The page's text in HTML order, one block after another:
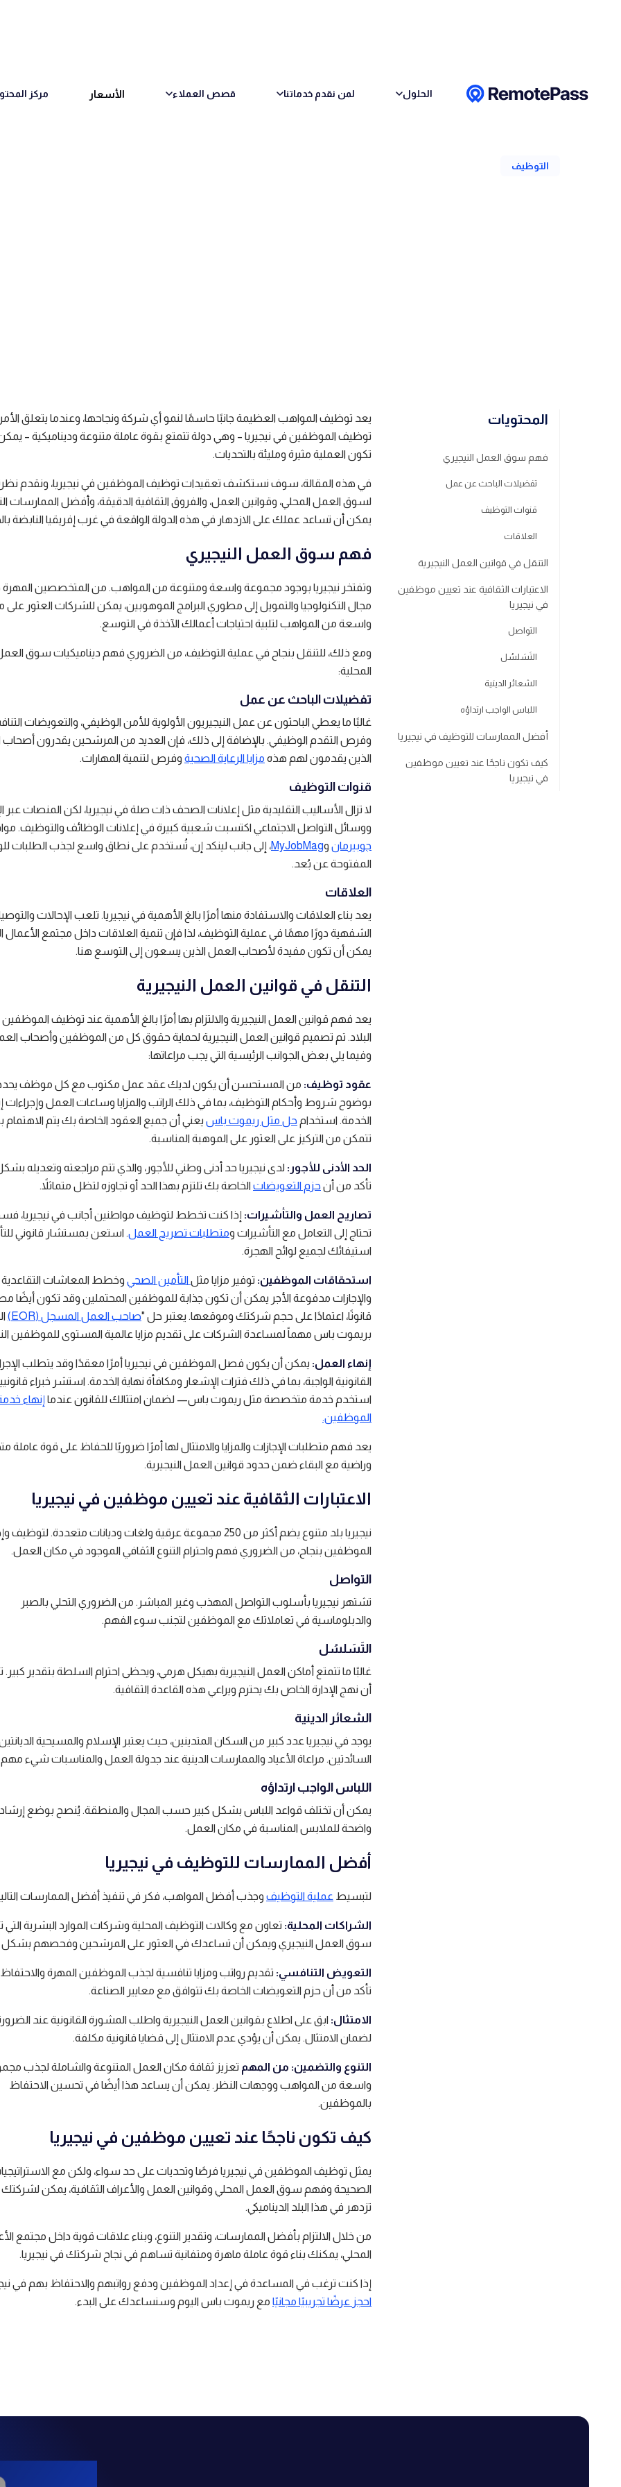
الحلول لمن نقدم خدماتنا قصص العملاء الأسعار مركز
التوظيف
المحتويات
فهم سوق العمل النيجيري
تفضيلات الباحث عن عمل
قنوات التوظيف
العلاقات
التنقل في قوانين العمل النيجيرية
الاعتبارات الثقافية عند تعيين موظفين
في نيجيريا
التواصل
التَسَلسُل
الشعائر الدينية
اللباس الواجب ارتداؤه
أفضل الممارسات للتوظيف في نيجيريا
كيف تكون ناجحًا عند تعيين موظفين
في نيجيريا
يعد توظيف المواهب العظيمة جانبًا حاسمًا لنمو أي شركة ونجاحها، وعندما يتعلق
توظيف الموظفين في نيجيريا – وهي دولة تتمتع بقوة عاملة متنوعة وديناميكية –
تكون العملية مثيرة ومليئة بالتحديات.
في هذه المقالة، سوف نستكشف تعقيدات توظيف الموظفين في نيجيريا، ونقدم
لسوق العمل المحلي، وقوانين العمل، والفروق الثقافية الدقيقة، وأفضل الممارسات
يمكن أن تساعد عملك على الازدهار في هذه الدولة الواقعة في غرب إفريقيا النابضة
فهم سوق العمل النيجيري
وتفتخر نيجيريا بوجود مجموعة واسعة ومتنوعة من المواهب. من المتخصصين
مجال التكنولوجيا والتمويل إلى مطوري البرامج الموهوبين، يمكن للشركات العثور
واسعة من المواهب لتلبية احتياجات أعمالك الآخذة في التوسع.
ومع ذلك، للتنقل بنجاح في عملية التوظيف، من الضروري فهم ديناميكيات سوق
المحلية:
تفضيلات الباحث عن عمل
غالبًا ما يعطي الباحثون عن عمل النيجيريون الأولوية للأمن الوظيفي، والتعويضات
وفرص التقدم الوظيفي. بالإضافة إلى ذلك، فإن العديد من المرشحين يقدرون
الذين يقدمون لهم هذه مزايا الرعاية الصحية وفرص لتنمية المهارات.
قنوات التوظيف
لا تزال الأساليب التقليدية مثل إعلانات الصحف ذات صلة في نيجيريا، لكن المنصات عبر
ووسائل التواصل الاجتماعي اكتسبت شعبية كبيرة في إعلانات الوظائف والتوظيف.
جوبيرمان وMyJobMag، إلى جانب لينكد إن، تُستخدم على نطاق واسع لجذب الطلبات
المفتوحة عن بُعد.
العلاقات
يعد بناء العلاقات والاستفادة منها أمرًا بالغ الأهمية في نيجيريا. تلعب الإحالات
الشفهية دورًا مهمًا في عملية التوظيف، لذا فإن تنمية العلاقات داخل مجتمع الأعمال
يمكن أن تكون مفيدة لأصحاب العمل الذين يسعون إلى التوسع هنا.
التنقل في قوانين العمل النيجيرية
يعد فهم قوانين العمل النيجيرية والالتزام بها أمرًا بالغ الأهمية عند توظيف
البلاد. تم تصميم قوانين العمل النيجيرية لحماية حقوق كل من الموظفين وأصحاب
وفيما يلي بعض الجوانب الرئيسية التي يجب مراعاتها:
عقود توظيف: من المستحسن أن يكون لديك عقد عمل مكتوب مع كل موظف
بوضوح شروط وأحكام التوظيف، بما في ذلك الراتب والمزايا وساعات العمل وإجراءات
الخدمة. استخدام حل مثل ريموت باس يعني أن جميع العقود الخاصة بك يتم الاهتمام
تتمكن من التركيز على العثور على الموهبة المناسبة.
الحد الأدنى للأجور: لدى نيجيريا حد أدنى وطني للأجور، والذي تتم مراجعته وتعديله
تأكد من أن حزم التعويضات الخاصة بك تلتزم بهذا الحد أو تجاوزه لتظل متماثلاً.
تصاريح العمل والتأشيرات: إذا كنت تخطط لتوظيف مواطنين أجانب في نيجيريا،
تحتاج إلى التعامل مع التأشيرات ومتطلبات تصريح العمل. استعن بمستشار قانوني
استيفائك لجميع لوائح الهجرة.
استحقاقات الموظفين: توفير مزايا مثل التأمين الصحي وخطط المعاشات التقاعدية
والإجازات مدفوعة الأجر يمكن أن تكون جذابة للموظفين المحتملين وقد تكون أيضًا
قانونًا، اعتمادًا على حجم شركتك وموقعها. يعتبر حل "صاحب العمل المسجل (EOR)
بريموت باس مهماً لمساعدة الشركات على تقديم مزايا عالمية المستوى للموظفين
إنهاء العمل: يمكن أن يكون فصل الموظفين في نيجيريا أمرًا معقدًا وقد يتطلب
القانونية الواجبة، بما في ذلك فترات الإشعار ومكافأة نهاية الخدمة. استشر خبراء
استخدم خدمة متخصصة مثل ريموت باس— لضمان امتثالك للقانون عندما إنهاء
الموظفين.
يعد فهم متطلبات الإجازات والمزايا والامتثال لها أمرًا ضروريًا للحفاظ على قوة عاملة
وراضية مع البقاء ضمن حدود قوانين العمل النيجيرية.
الاعتبارات الثقافية عند تعيين موظفين في نيجيريا
نيجيريا بلد متنوع يضم أكثر من 250 مجموعة عرقية ولغات وديانات متعددة. لتوظيف
الموظفين بنجاح، من الضروري فهم واحترام التنوع الثقافي الموجود في مكان العمل.
التواصل
تشتهر نيجيريا بأسلوب التواصل المهذب وغير المباشر. من الضروري التحلي بالصبر
والدبلوماسية في تعاملاتك مع الموظفين لتجنب سوء الفهم.
التَسَلسُل
غالبًا ما تتمتع أماكن العمل النيجيرية بهيكل هرمي، ويحظى احترام السلطة بتقدير كبير.
أن نهج الإدارة الخاص بك يحترم ويراعي هذه القاعدة الثقافية.
الشعائر الدينية
يوجد في نيجيريا عدد كبير من السكان المتدينين، حيث يعتبر الإسلام والمسيحية
السائدتين. مراعاة الأعياد والممارسات الدينية عند جدولة العمل والمناسبات شيء مهم.
اللباس الواجب ارتداؤه
يمكن أن تختلف قواعد اللباس بشكل كبير حسب المجال والمنطقة. يُنصح بوضع
واضحة للملابس المناسبة في مكان العمل.
أفضل الممارسات للتوظيف في نيجيريا
لتبسيط عملية التوظيف وجذب أفضل المواهب، فكر في تنفيذ أفضل الممارسات
الشراكات المحلية: تعاون مع وكالات التوظيف المحلية وشركات الموارد البشرية
سوق العمل النيجيري ويمكن أن تساعدك في العثور على المرشحين وفحصهم
التعويض التنافسي: تقديم رواتب ومزايا تنافسية لجذب الموظفين المهرة
تأكد من أن حزم التعويضات الخاصة بك تتوافق مع معايير الصناعة.
الامتثال: ابق على اطلاع بقوانين العمل النيجيرية واطلب المشورة القانونية عند
لضمان الامتثال. يمكن أن يؤدي عدم الامتثال إلى قضايا قانونية مكلفة.
التنوع والتضمين: من المهم تعزيز ثقافة مكان العمل المتنوعة والشاملة لجذب
واسعة من المواهب ووجهات النظر. يمكن أن يساعد هذا أيضًا في تحسين الاحتفاظ
بالموظفين.
كيف تكون ناجحًا عند تعيين موظفين في نيجيريا
يمثل توظيف الموظفين في نيجيريا فرصًا وتحديات على حد سواء، ولكن مع
الصحيحة وفهم سوق العمل المحلي وقوانين العمل والأعراف الثقافية، يمكن
تزدهر في هذا البلد الديناميكي.
من خلال الالتزام بأفضل الممارسات، وتقدير التنوع، وبناء علاقات قوية داخل مجتمع
المحلي، يمكنك بناء قوة عاملة ماهرة ومتفانية تساهم في نجاح شركتك في نيجيريا.
إذا كنت ترغب في المساعدة في إعداد الموظفين ودفع رواتبهم والاحتفاظ بهم في
احجز عرضًا تجريبيًا مجانيًا مع ريموت باس اليوم وسنساعدك على البدء.